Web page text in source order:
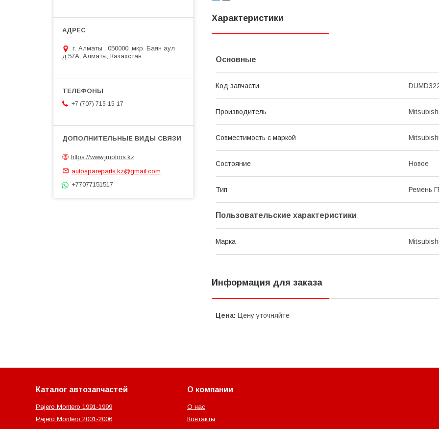
Характеристики
Основные
Код запчасти
Производитель
Совместимость с маркой
Состояние Новое
Тип Ремень
Пользовательские характеристики
Марка
Информация для заказа
Цена: Цену уточняйте
г. Алматы , 050000, мкр. Баян аул
д.57А, Алматы, Казахстан
+7 (707) 715-15-17
https://www.jmotors.kz
autospareparts.kz@gmail.com
+77077151517
Каталог автозапчастей
Pajero Montero 1991-1999
Pajero Montero 2001-2006
О компании
О нас
Контакты